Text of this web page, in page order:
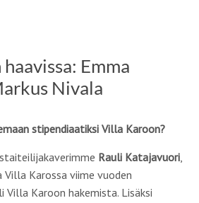
Emma
Nivala
stipendiaatiksi Villa Karoon?
Rauli Katajavuori,
Karossa viime vuoden
Karoon hakemista. Lisäksi